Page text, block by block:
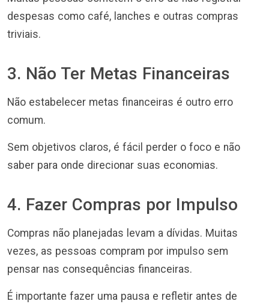
despesas como café, lanches e outras compras
triviais.
3. Não Ter Metas Financeiras
Não estabelecer metas financeiras é outro erro
comum.
Sem objetivos claros, é fácil perder o foco e não
saber para onde direcionar suas economias.
4. Fazer Compras por Impulso
Compras não planejadas levam a dívidas. Muitas
vezes, as pessoas compram por impulso sem
pensar nas consequências financeiras.
É importante fazer uma pausa e refletir antes de